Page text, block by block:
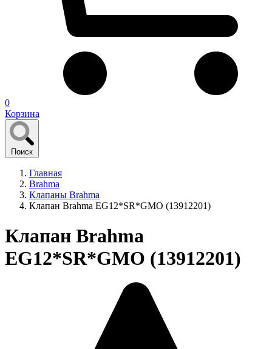
0
Корзина
Поиск
Главная
Brahma
Клапаны Brahma
Клапан Brahma EG12*SR*GMO (13912201)
Клапан Brahma
EG12*SR*GMO (13912201)